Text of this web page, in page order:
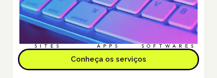
SITES APPS SOFTWARES
Conheça os serviços